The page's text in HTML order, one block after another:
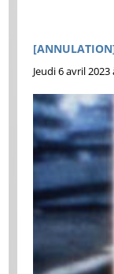
Jeudi 6 avril